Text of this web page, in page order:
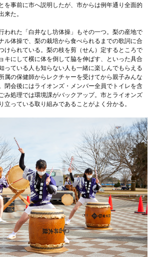
を事前に市へ説明したが、市からは例年通り全面的
来た。
われた「白井なし坊体操」もその一つ。梨の産地で
ル体操で、梨の栽培から食べられるまでの歌詞に合
けられている。梨の枝を剪（せん）定するところで
キにして横に体を倒して脇を伸ばす、といった具合
っている人も知らない人も一緒に楽しんでもらえる
属の保健師からレクチャーを受けてから親子みんな
閉会後にはライオンズ・メンバー全員でトイレを含
み処理では環境課がバックアップ。市とライオンズ
立っている取り組みであることがよく分かる。